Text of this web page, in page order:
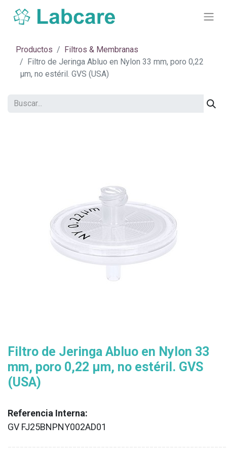
Productos
Filtros & Membranas
Filtro de Jeringa Abluo en Nylon 33 mm, poro 0,22
μm, no estéril. GVS (USA)
Filtro de Jeringa Abluo en Nylon 33
mm, poro 0,22 μm, no estéril. GVS
(USA)
Referencia Interna:
GV FJ25BNPNY002AD01